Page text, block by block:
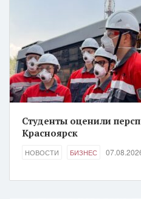
Студенты оценили
Красноярск
НОВОСТИ БИЗНЕС